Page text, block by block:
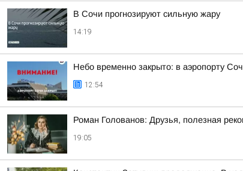
В Сочи прогнозируют сильную жару
14:19
Небо временно закрыто: в аэропорту
12:54
Роман Голованов: Друзья, полезная
19:05